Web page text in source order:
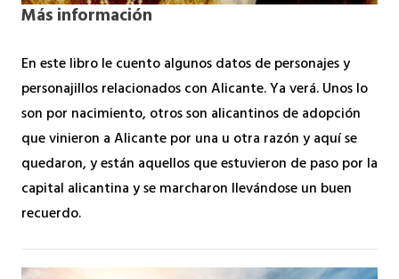
Más información
En este libro le cuento algunos datos de personajes y
personajillos relacionados con Alicante. Ya verá. Unos lo
son por nacimiento, otros son alicantinos de adopción
que vinieron a Alicante por una u otra razón y aquí se
quedaron, y están aquellos que estuvieron de paso por la
capital alicantina y se marcharon llevándose un buen
recuerdo.